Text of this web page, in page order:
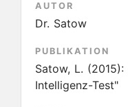
AUTOR
Dr. Satow
PUBLIKATION
Satow, L. (2015):
Intelligenz-Test"